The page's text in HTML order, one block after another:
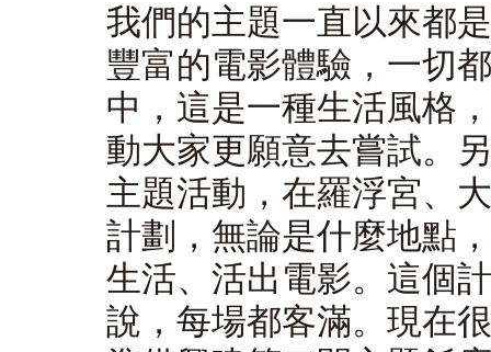
我們的主題一直以來都
豐富的電影體驗，一切
中，這是一種生活風格
動大家更願意去嘗試。
主題活動，在羅浮宮、
計劃，無論是什麼地點
生活、活出電影。這個
說，每場都客滿。現在